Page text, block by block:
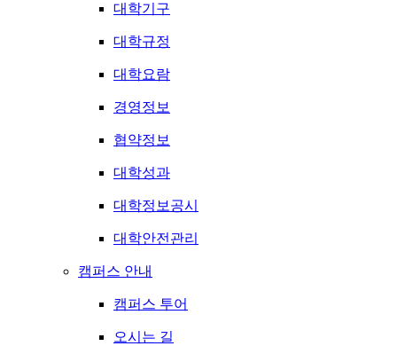
대학기구
대학규정
대학요람
경영정보
협약정보
대학성과
대학정보공시
대학안전관리
캠퍼스 안내
캠퍼스 투어
오시는 길